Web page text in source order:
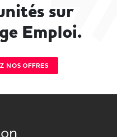
sur
Emploi.
NOS OFFRES